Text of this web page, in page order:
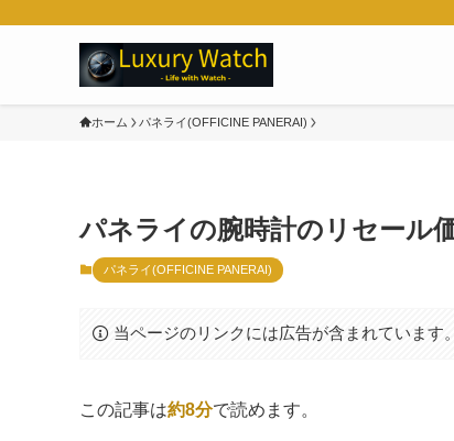
ホーム パネライ(OFFICINE PANERAI)
パネライの腕時計のリセール
パネライ(OFFICINE PANERAI)
当ページのリンクには広告が含まれています。
この記事は約8分で読めます。